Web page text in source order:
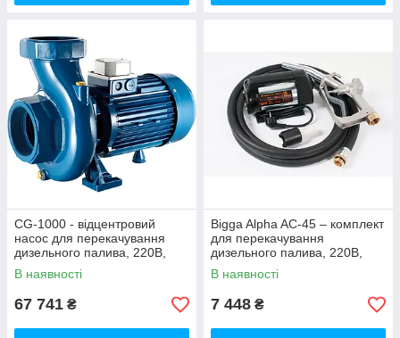
CG-1000 - відцентровий
насос для перекачування
дизельного палива, 220В,
250-1000 л/хв, (Gespasa)
В наявності
67 741 ₴
Bigga Alpha AC-45 – комплект
для перекачування
дизельного палива, 220В,
продуктивність 45 л/хв.
Автоматичний
В наявності
7 448 ₴